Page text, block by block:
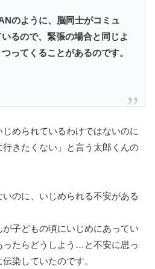
のように、脳同士がコミュ
るので、緊張の場合と同じよ
ってくることがあるのです。
められているわけではないのに
行きたくない」と言う太郎くんの
のに、いじめられる不安がある
子どもの頃にいじめにあってい
ったらどうしよう…と不安に思っ
染していたのです。